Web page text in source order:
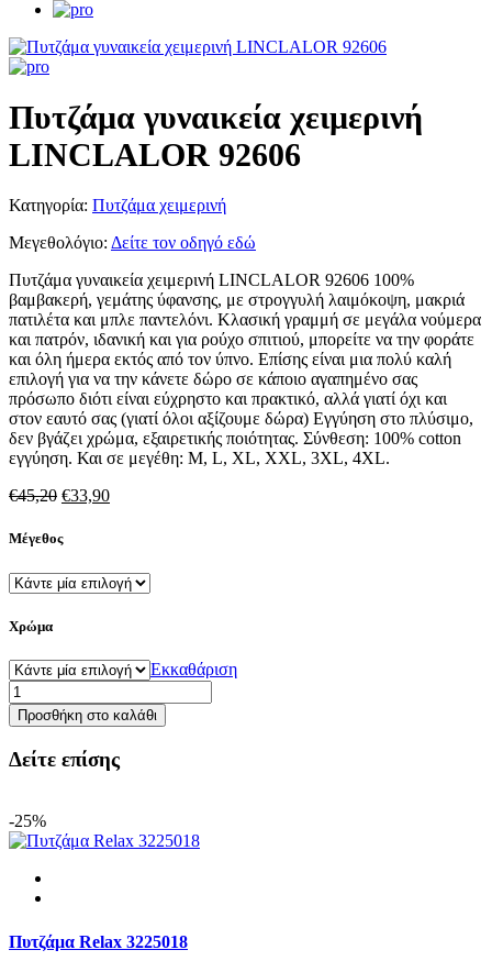
Πυτζάμα γυναικεία χειμερινή
LINCLALOR 92606
Κατηγορία: Πυτζάμα χειμερινή
Μεγεθολόγιο: Δείτε τον οδηγό εδώ
Πυτζάμα γυναικεία χειμερινή LINCLALOR 92606 100%
βαμβακερή, γεμάτης ύφανσης, με στρογγυλή λαιμόκοψη, μακριά
πατιλέτα και μπλε παντελόνι. Κλασική γραμμή σε μεγάλα νούμερα
και πατρόν, ιδανική και για ρούχο σπιτιού, μπορείτε να την φοράτε
και όλη ήμερα εκτός από τον ύπνο. Επίσης είναι μια πολύ καλή
επιλογή για να την κάνετε δώρο σε κάποιο αγαπημένο σας
πρόσωπο διότι είναι εύχρηστο και πρακτικό, αλλά γιατί όχι και
στον εαυτό σας (γιατί όλοι αξίζουμε δώρα) Εγγύηση στο πλύσιμο,
δεν βγάζει χρώμα, εξαιρετικής ποιότητας. Σύνθεση: 100% cotton
εγγύηση. Και σε μεγέθη: M, L, XL, XXL, 3XL, 4XL.
€45,20 Original
was:
€33,90Η
€33,90.
Μέγεθος
Χρώμα
Εκκαθάριση
Πυτζάμα
γυναικεία
χειμερινή
LINCLALOR
92606
Προσθήκη στο καλάθι
Δείτε επίσης
-25%
Πυτζάμα Relax 3225018